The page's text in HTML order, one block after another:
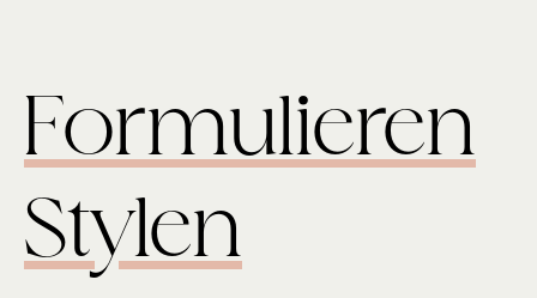
Formulieren
Stylen